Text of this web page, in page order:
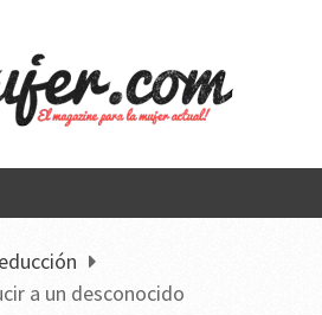
a un desconocido